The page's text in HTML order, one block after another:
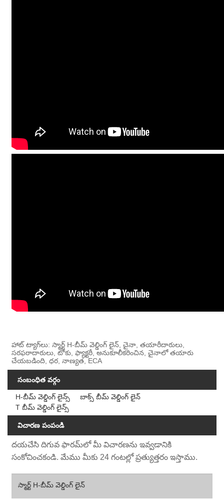
హాట్ ట్యాగ్‌లు: స్మార్ట్ H-బీమ్ వెల్డింగ్ లైన్, చైనా, తయారీదారులు,
సరఫరాదారులు, టోకు, ఫ్యాక్టరీ, అనుకూలీకరించిన, చైనాలో తయారు
చేయబడింది, ధర, నాణ్యత, ECA
సంబంధిత వర్గం
H-బీమ్ వెల్డింగ్ లైన్స్
బాక్స్ బీమ్ వెల్డింగ్ లైన్
T బీమ్ వెల్డింగ్ లైన్స్
విచారణ పంపండి
దయచేసి దిగువ ఫారమ్‌లో మీ విచారణను ఇవ్వడానికి
సంకోచించకండి. మేము మీకు 24 గంటల్లో ప్రత్యుత్తరం ఇస్తాము.